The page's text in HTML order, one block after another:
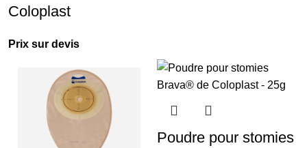
Coloplast
Prix sur devis
Poudre pour stomies